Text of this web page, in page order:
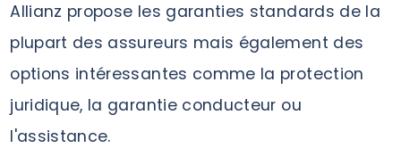
Allianz propose les garanties standards de la
plupart des assureurs mais également des
options intéressantes comme la protection
juridique, la garantie conducteur ou
l'assistance.